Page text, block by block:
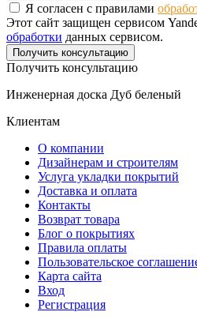
Я согласен с правилами
Этот сайт защищен сервисом
обработки данных сервисом.
Получить консультацию
Получить консультацию
Инженерная доска Дуб беленый
Клиентам
О компании
Дизайнерам и строителям
Услуга укладки покрытий
Доставка и оплата
Контакты
Возврат товара
Блог о покрытиях
Правила оплаты
Пользовательское
Карта сайта
Вход
Регистрация